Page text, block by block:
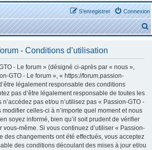
Connexion
S’enregistrer
e
- Conditions d’utilisation
- Le forum » (désigné ci-après par « nous »,
GTO - Le forum », « https://forum.passion-
légalement responsable des conditions
pas d’être légalement responsable de toutes les
pas et/ou n’utilisez pas « Passion-GTO -
modifier celles-ci à n’importe quel moment et nous
soyez informé, bien qu’il soit prudent de vérifier
même. Si vous continuez d’utiliser « Passion-
des changements ont été effectués, vous acceptez
des conditions découlant des mises à jour et/ou